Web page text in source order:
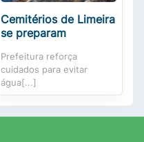
Cemitérios de Limeira
se preparam
Prefeitura reforça
cuidados para evitar
água[...]